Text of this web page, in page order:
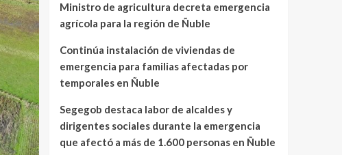
Ministro de agricultura decreta emergencia
agrícola para la región de Ñuble
Continúa instalación de viviendas de
emergencia para familias afectadas por
temporales en Ñuble
Segegob destaca labor de alcaldes y
dirigentes sociales durante la emergencia
que afectó a más de 1.600 personas en Ñuble